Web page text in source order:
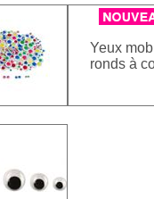
Yeux
ronds à